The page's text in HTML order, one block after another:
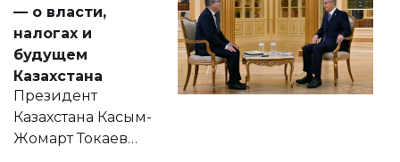
— о власти,
налогах и
будущем
Казахстана
Президент
Казахстана Касым-
Жомарт Токаев